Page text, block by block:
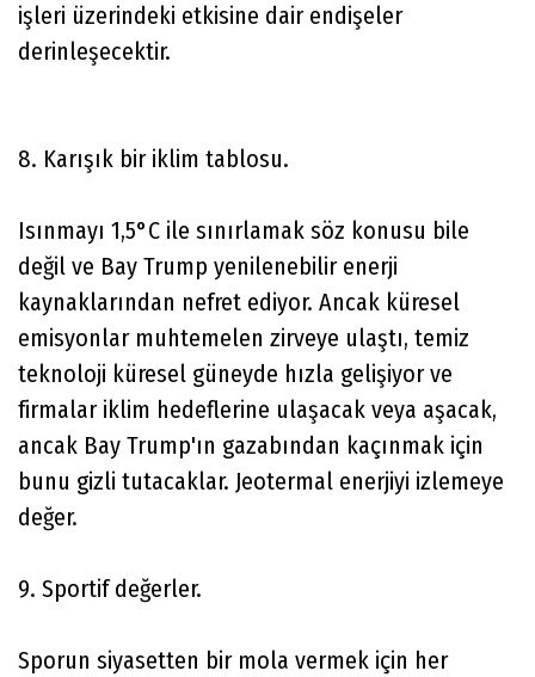
işleri üzerindeki etkisine dair endişeler
derinleşecektir.
8. Karışık bir iklim tablosu.
Isınmayı 1,5°C ile sınırlamak söz konusu bile
değil ve Bay Trump yenilenebilir enerji
kaynaklarından nefret ediyor. Ancak küresel
emisyonlar muhtemelen zirveye ulaştı, temiz
teknoloji küresel güneyde hızla gelişiyor ve
firmalar iklim hedeflerine ulaşacak veya aşacak,
ancak Bay Trump'ın gazabından kaçınmak için
bunu gizli tutacaklar. Jeotermal enerjiyi izlemeye
değer.
9. Sportif değerler.
Sporun siyasetten bir mola vermek için her